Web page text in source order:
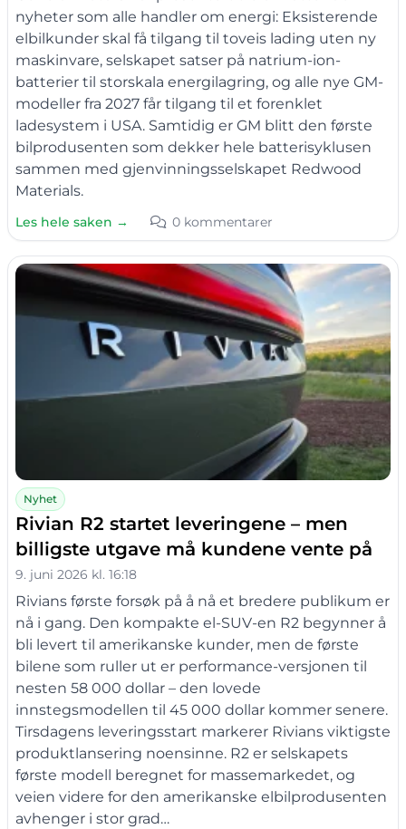
nyheter som alle handler om energi: Eksisterende
elbilkunder skal få tilgang til toveis lading uten ny
maskinvare, selskapet satser på natrium-ion-
batterier til storskala energilagring, og alle nye GM-
modeller fra 2027 får tilgang til et forenklet
ladesystem i USA. Samtidig er GM blitt den første
bilprodusenten som dekker hele batterisyklusen
sammen med gjenvinningsselskapet Redwood
Materials.
Les hele saken → 0 kommentarer
Nyhet
Rivian R2 startet leveringene – men
billigste utgave må kundene vente på
9. juni 2026 kl. 16:18
Rivians første forsøk på å nå et bredere publikum er
nå i gang. Den kompakte el-SUV-en R2 begynner å
bli levert til amerikanske kunder, men de første
bilene som ruller ut er performance-versjonen til
nesten 58 000 dollar – den lovede
innstegsmodellen til 45 000 dollar kommer senere.
Tirsdagens leveringsstart markerer Rivians viktigste
produktlansering noensinne. R2 er selskapets
første modell beregnet for massemarkedet, og
veien videre for den amerikanske elbilprodusenten
avhenger i stor grad…